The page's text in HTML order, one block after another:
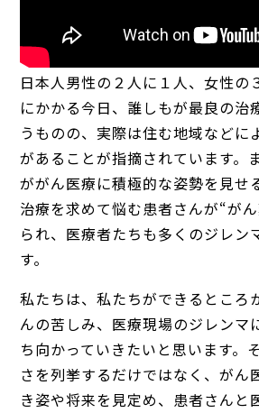
日本人男性の２人に１人、女性の
にかかる今日、誰しもが最良の治
うものの、実際は住む地域などに
があることが指摘されています。
ががん医療に積極的な姿勢を見せ
治療を求めて悩む患者さんが“が
られ、医療者たちも多くのジレン
す。
私たちは、私たちができるところ
んの苦しみ、医療現場のジレンマ
ち向かっていきたいと思います。
さを列挙するだけではなく、がん
き姿や将来を見定め、患者さんと